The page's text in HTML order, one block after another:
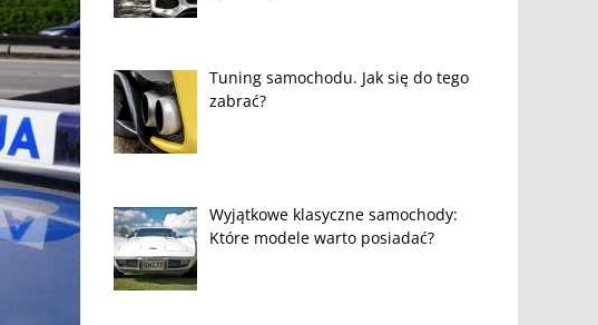
Tuning samochodu. Jak się do tego
zabrać?
Wyjątkowe klasyczne samochody:
Które modele warto posiadać?